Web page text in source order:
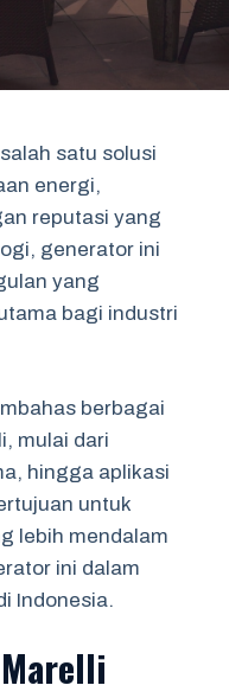
satu solusi
energi,
reputasi yang
generator ini
yang
bagi industri
berbagai
mulai dari
hingga aplikasi
untuk
lebih mendalam
ini dalam
Indonesia.